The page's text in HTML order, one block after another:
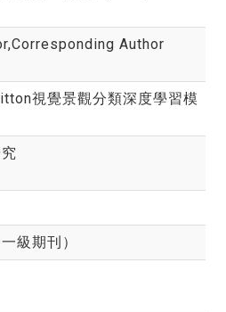
Author
視覺景觀分類深度學習模
級期刊）